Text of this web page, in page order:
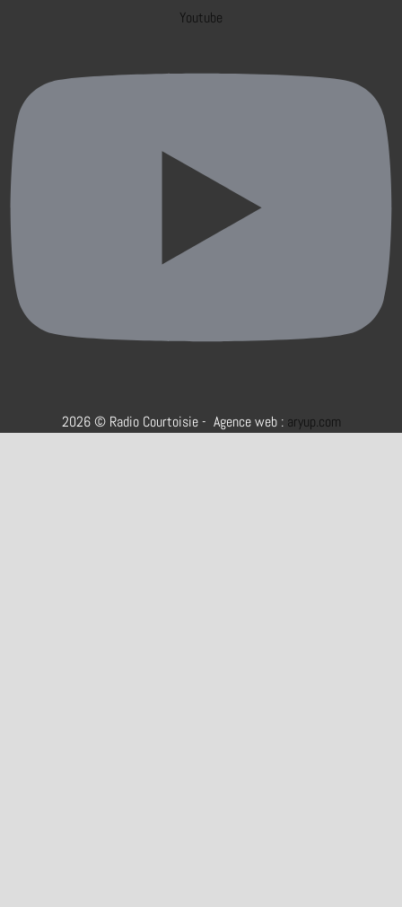
Youtube
2026 © Radio Courtoisie - Agence web : aryup.com